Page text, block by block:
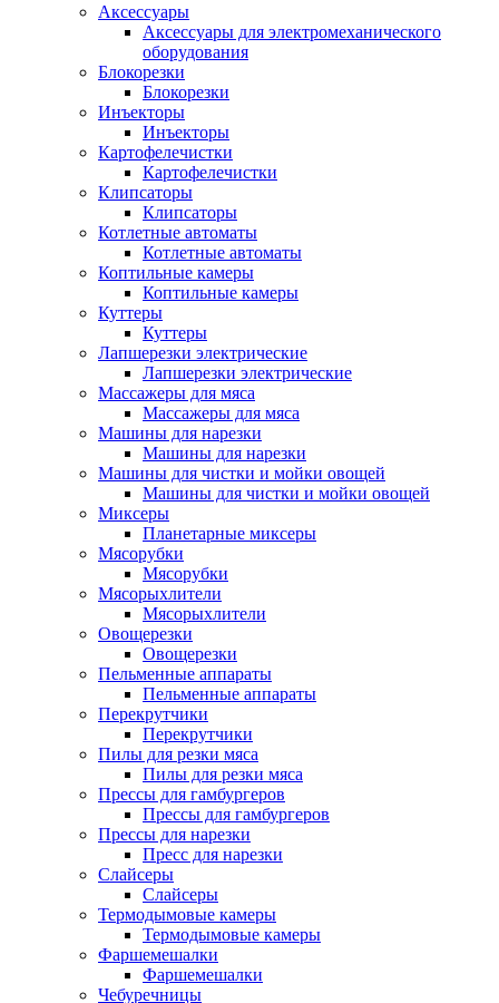
Аксессуары
Аксессуары для электромеханического
оборудования
Блокорезки
Блокорезки
Инъекторы
Инъекторы
Картофелечистки
Картофелечистки
Клипсаторы
Клипсаторы
Котлетные автоматы
Котлетные автоматы
Коптильные камеры
Коптильные камеры
Куттеры
Куттеры
Лапшерезки электрические
Лапшерезки электрические
Массажеры для мяса
Массажеры для мяса
Машины для нарезки
Машины для нарезки
Машины для чистки и мойки овощей
Машины для чистки и мойки овощей
Миксеры
Планетарные миксеры
Мясорубки
Мясорубки
Мясорыхлители
Мясорыхлители
Овощерезки
Овощерезки
Пельменные аппараты
Пельменные аппараты
Перекрутчики
Перекрутчики
Пилы для резки мяса
Пилы для резки мяса
Прессы для гамбургеров
Прессы для гамбургеров
Прессы для нарезки
Пресс для нарезки
Слайсеры
Слайсеры
Термодымовые камеры
Термодымовые камеры
Фаршемешалки
Фаршемешалки
Чебуречницы